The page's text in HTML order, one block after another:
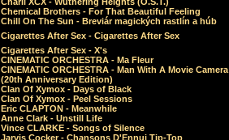
Chemical Brothers - For That Beautiful Feeling
Chill On The Sun - Breviár magických rastlín a húb
Cigarettes After Sex - Cigarettes After Sex
Cigarettes After Sex - X's
CINEMATIC ORCHESTRA - Ma Fleur
CINEMATIC ORCHESTRA - Man With A Movie Camera
(20th Anniversary Edition)
Clan Of Xymox - Days of Black
Clan Of Xymox - Peel Sessions
Eric CLAPTON - Meanwhile
Anne Clark - Unstill Life
Vince CLARKE - Songs of Silence
Jarvis Cocker - Chansons D'Ennui Tip-Top